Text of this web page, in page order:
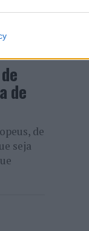
de
de
seja